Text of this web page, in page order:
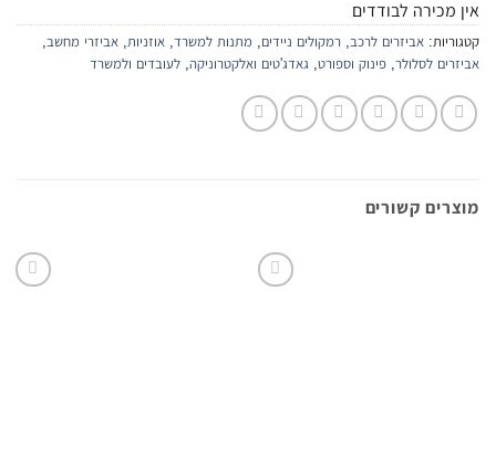
אין מכירה לבודדים
קטגוריות: אביזרים לרכב, רמקולים ניידים, מתנות למשרד, אוזניות, אביזרי מחשב,
אביזרים לסלולר, פינוק וספורט, גאדג'טים ואלקטרוניקה, לעובדים ולמשרד
מוצרים קשורים